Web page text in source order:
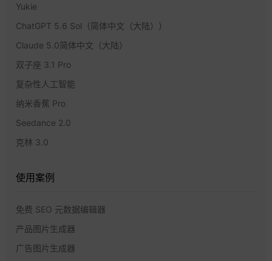
Yukie
ChatGPT 5.6 Sol（简体中文（大陆））
Claude 5.0简体中文（大陆）
双子座 3.1 Pro
复杂性人工智能
纳米香蕉 Pro
Seedance 2.0
克林 3.0
使用案例
免费 SEO 元数据编辑器
产品图片生成器
广告图片生成器